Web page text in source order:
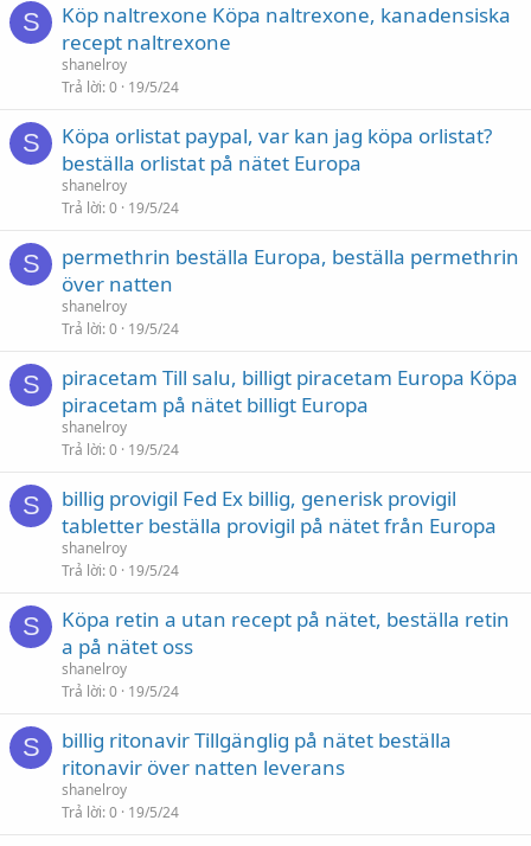
S
Köp naltrexone Köpa naltrexone, kanadensiska
recept naltrexone
shanelroy
Trả lời 0 19/5/24
S
Köpa orlistat paypal, var kan jag köpa orlistat?
beställa orlistat på nätet Europa
shanelroy
Trả lời 0 19/5/24
S
permethrin beställa Europa, beställa permethrin
över natten
shanelroy
Trả lời 0 19/5/24
S
piracetam Till salu, billigt piracetam Europa Köpa
piracetam på nätet billigt Europa
shanelroy
Trả lời 0 19/5/24
S
billig provigil Fed Ex billig, generisk provigil
tabletter beställa provigil på nätet från Europa
shanelroy
Trả lời 0 19/5/24
S
Köpa retin a utan recept på nätet, beställa retin
a på nätet oss
shanelroy
Trả lời 0 19/5/24
S
billig ritonavir Tillgänglig på nätet beställa
ritonavir över natten leverans
shanelroy
Trả lời 0 19/5/24